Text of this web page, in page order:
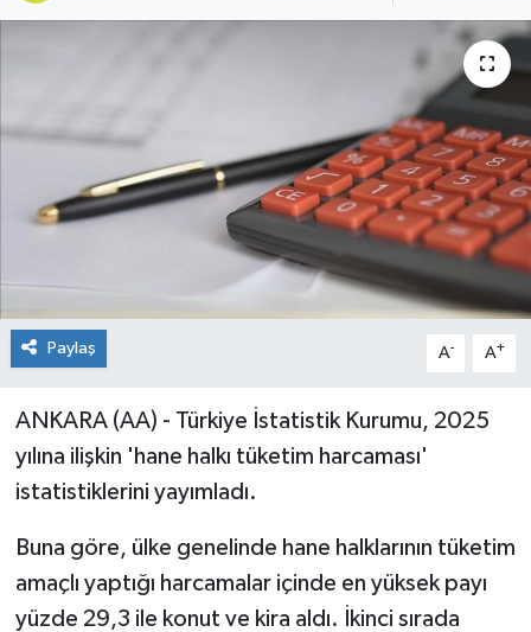
Paylaş A- A+
ANKARA (AA) - Türkiye İstatistik Kurumu, 2025
yılına ilişkin 'hane halkı tüketim harcaması'
istatistiklerini yayımladı.
Buna göre, ülke genelinde hane halklarının tüketim
amaçlı yaptığı harcamalar içinde en yüksek payı
yüzde 29,3 ile konut ve kira aldı. İkinci sırada